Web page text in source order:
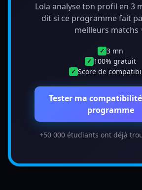
Lola analyse ton profil en 3
dit si ce programme fait
meilleurs matchs
✓ 3 mn
✓ 100% gratuit
✓ Score de
Tester ma compatibilité
programme
+50 000 étudiants ont déjà